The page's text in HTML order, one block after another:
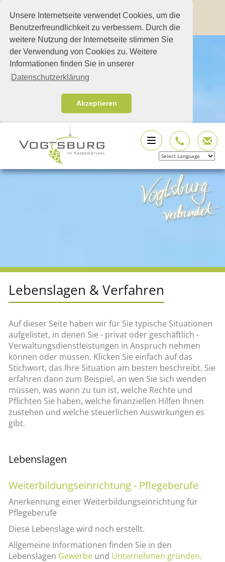
Unsere Internetseite verwendet Cookies, um die
Benutzerfreundlichkeit zu verbessern. Durch die
weitere Nutzung der Internetseite stimmen Sie
der Verwendung von Cookies zu. Weitere
Informationen finden Sie in unserer
Datenschutzerklärung
Akzeptieren
Lebenslagen & Verfahren
Auf dieser Seite haben wir für Sie typische Situationen
aufgelistet, in denen Sie - privat oder geschäftlich -
Verwaltungsdienstleistungen in Anspruch nehmen
können oder müssen. Klicken Sie einfach auf das
Stichwort, das Ihre Situation am besten beschreibt. Sie
erfahren dann zum Beispiel, an wen Sie sich wenden
müssen, was wann zu tun ist, welche Rechte und
Pflichten Sie haben, welche finanziellen Hilfen Ihnen
zustehen und welche steuerlichen Auswirkungen es
gibt.
Lebenslagen
Weiterbildungseinrichtung - Pflegeberufe
Anerkennung einer Weiterbildungseinrichtung für
Pflegeberufe
Diese Lebenslage wird noch erstellt.
Allgemeine Informationen finden Sie in den
Lebenslagen Gewerbe und Unternehmen gründen.